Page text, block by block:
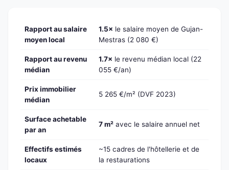
Rapport au salaire
moyen local
1.5× le salaire moyen de Gujan-
Mestras (2 080 €)
Rapport au revenu
médian
1.7× le revenu médian local (22
055 €/an)
Prix immobilier
médian
5 265 €/m² (DVF 2023)
Surface achetable
par an
7 m² avec le salaire annuel net
Effectifs estimés
locaux
~15 cadres de l'hôtellerie et de
la restaurations